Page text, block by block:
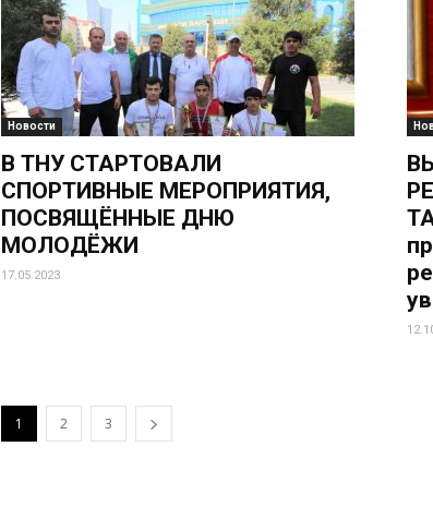
Новости
В ТНУ СТАРТОВАЛИ
СПОРТИВНЫЕ МЕРОПРИЯТИЯ,
ПОСВЯЩЁННЫЕ ДНЮ
МОЛОДЁЖИ
17.05.2023
1 2 3